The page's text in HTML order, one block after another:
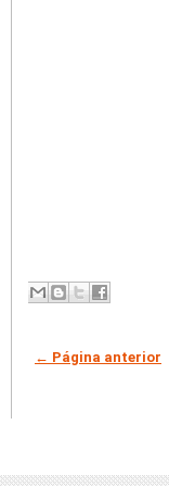
← Página anterior